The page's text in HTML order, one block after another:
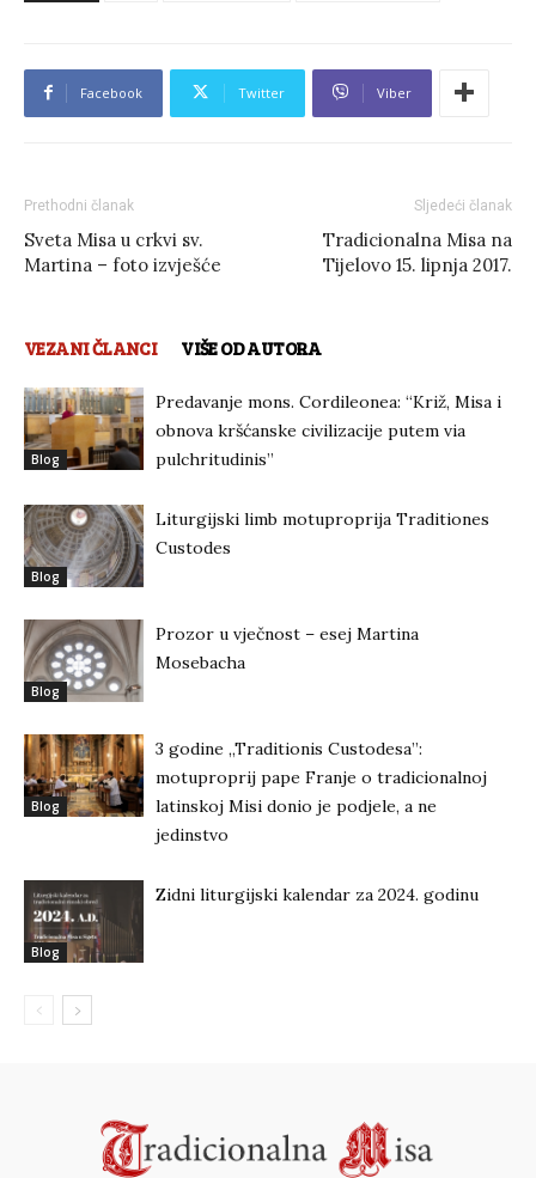
Facebook Twitter Viber
Prethodni članak
Sveta Misa u crkvi sv.
Martina – foto izvješće
Sljedeći članak
Tradicionalna Misa na
Tijelovo 15. lipnja 2017.
VEZANI ČLANCI VIŠE OD AUTORA
Blog
Predavanje mons. Cordileonea: “Križ, Misa i
obnova kršćanske civilizacije putem via
pulchritudinis”
Blog
Liturgijski limb motuproprija Traditiones
Custodes
Blog
Prozor u vječnost – esej Martina
Mosebacha
Blog
3 godine „Traditionis Custodesa”:
motuproprij pape Franje o tradicionalnoj
latinskoj Misi donio je podjele, a ne
jedinstvo
Blog
Zidni liturgijski kalendar za 2024. godinu